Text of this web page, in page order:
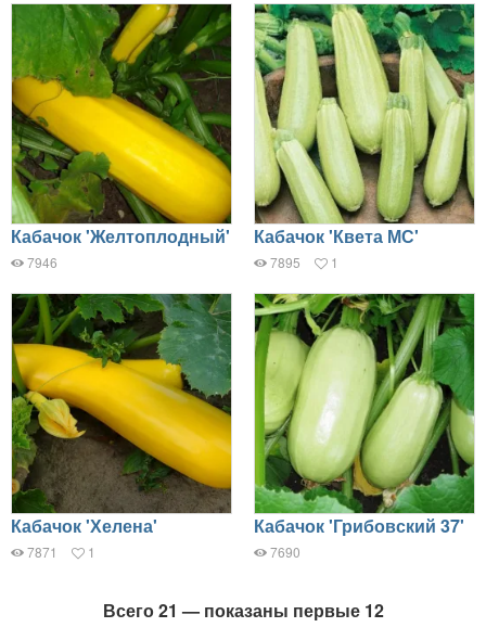
Кабачок 'Желтоплодный'
7946
Кабачок 'Квета МС'
7895 1
Кабачок 'Хелена'
7871 1
Кабачок 'Грибовский 37'
7690
Всего 21 — показаны первые 12